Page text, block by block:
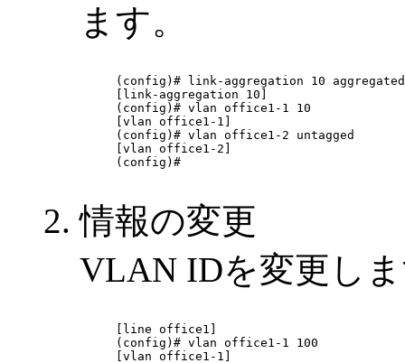
ます。
(config)# link-aggregation 10
[link-aggregation 10]
(config)# vlan office1-1 10
[vlan office1-1]
(config)# vlan office1-2 untagged
[vlan office1-2]
(config)#
情報の変更
VLAN IDを変更し
[line office1]
(config)# vlan office1-1 100
[vlan office1-1]